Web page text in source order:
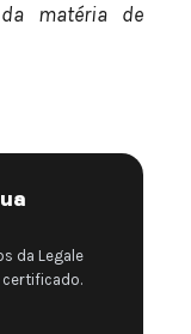
matéria de
da Legale
certificado.